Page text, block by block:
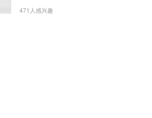
471人感兴趣